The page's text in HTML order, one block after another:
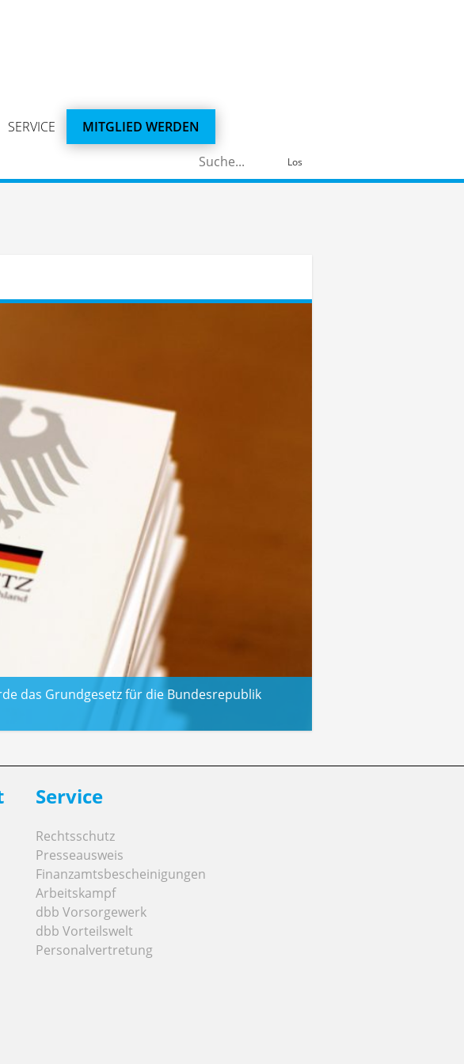
SERVICE
MITGLIED WERDEN
Los
das Grundgesetz für die Bundesrepublik
Service
Rechtsschutz
Presseausweis
Finanzamtsbescheinigungen
Arbeitskampf
dbb Vorsorgewerk
dbb Vorteilswelt
Personalvertretung